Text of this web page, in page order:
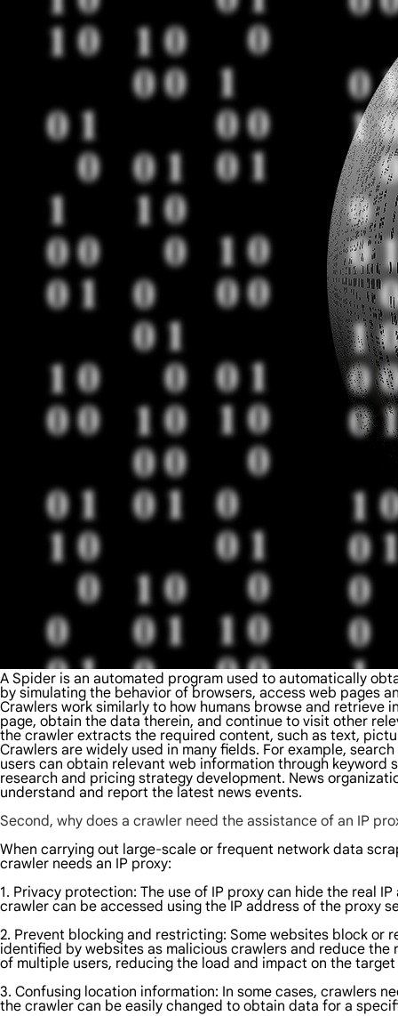
A Spider is an automated program used to automatically
by simulating the behavior of browsers, access web pages
Crawlers work similarly to how humans browse and
page, obtain the data therein, and continue to visit other
the crawler extracts the required content, such as text,
Crawlers are widely used in many fields. For example,
users can obtain relevant web information through
research and pricing strategy development. News
understand and report the latest news events.
Second, why does a crawler need the assistance of an IP
When carrying out large-scale or frequent network data
crawler needs an IP proxy:
1. Privacy protection: The use of IP proxy can hide the real
crawler can be accessed using the IP address of the proxy
2. Prevent blocking and restricting: Some websites block
identified by websites as malicious crawlers and reduce
of multiple users, reducing the load and impact on the
3. Confusing location information: In some cases, crawlers
the crawler can be easily changed to obtain data for a